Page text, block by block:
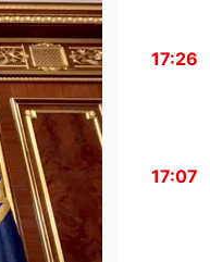
17:26
17:07